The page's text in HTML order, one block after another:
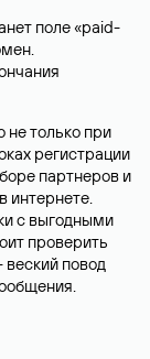
поле «paid-
только при
регистрации
партнеров и
интернете.
с выгодными
проверить
повод